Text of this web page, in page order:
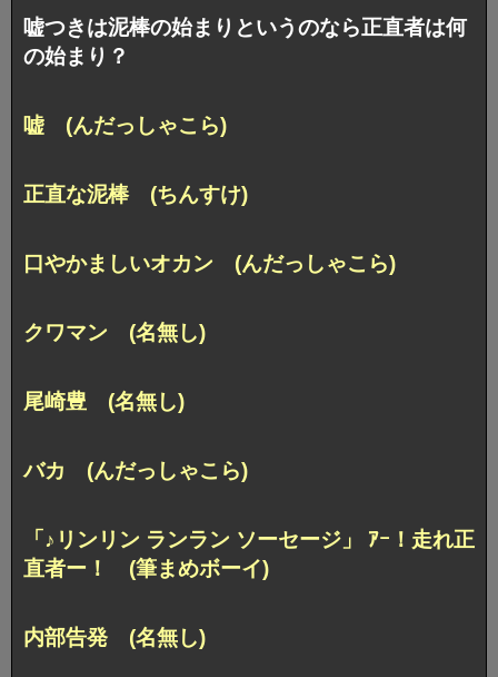
嘘つきは泥棒の始まりというのなら正直者は何
の始まり？
嘘 (んだっしゃこら)
正直な泥棒 (ちんすけ)
口やかましいオカン (んだっしゃこら)
クワマン (名無し)
尾崎豊 (名無し)
バカ (んだっしゃこら)
「♪リンリン ランラン ソーセージ」 ｱｰ！走れ正
直者ー！ (筆まめボーイ)
内部告発 (名無し)